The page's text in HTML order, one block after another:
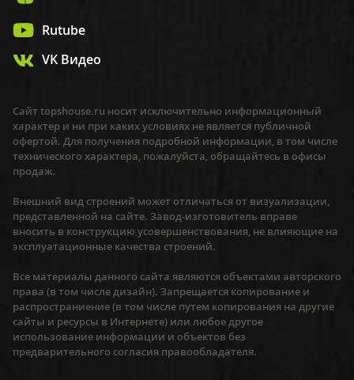
Rutube
VK Видео
Сайт topshouse.ru носит исключительно информационный
характер и ни при каких условиях не является публичной
офертой. Для получения подробной информации, в том числе
технического характера, пожалуйста, обращайтесь в офисы
продаж.
Внешний вид строений может отличаться от визуализации,
представленной на сайте. Завод-изготовитель вправе
вносить в конструкцию усовершенствования, не влияющие на
эксплуатационные качества строений.
Все материалы данного сайта являются объектами авторского
права (в том числе дизайн). Запрещается копирование и
распространиение (в том числе путем копирования на другие
сайты и ресурсы в Интернете) или любое другое
использование информации и объектов без
предварительного согласия правообладателя.